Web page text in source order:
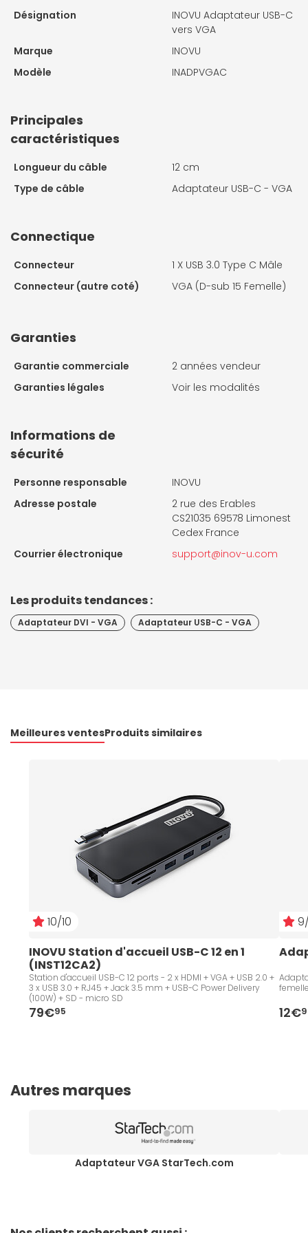
Désignation
INOVU Adaptateur USB-C
vers VGA
Marque
INOVU
Modèle
INADPVGAC
Principales
caractéristiques
Longueur du câble
12 cm
Type de câble
Adaptateur USB-C - VGA
Connectique
Connecteur 1 X USB 3.0 Type C Mâle
Connecteur (autre coté)
VGA (D-sub 15 Femelle)
Garanties
Garantie commerciale
2 années vendeur
Garanties légales
Voir les modalités
Informations de
sécurité
Personne responsable
INOVU
Adresse postale
2 rue des Erables
CS21035 69578 Limonest
Cedex France
Courrier électronique
support@inov-u.com
Les produits tendances :
Adaptateur DVI - VGA Adaptateur USB-C - VGA
Meilleures ventesProduits similaires
10/10
INOVU Station d'accueil USB-C 12 en 1
(INST12CA2)
Station d'accueil USB-C 12 ports - 2 x HDMI + VGA + USB 2.0 +
3 x USB 3.0 + RJ45 + Jack 3.5 mm + USB-C Power Delivery
(100W) + SD - micro SD
79€95 12€
Autres marques
Adaptateur VGA StarTech.com